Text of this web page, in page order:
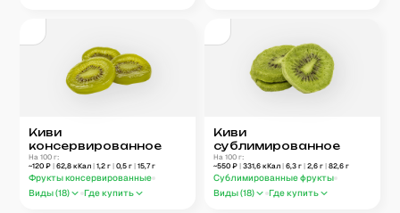
Киви
консервированное
На 100 г:
~120 ₽| 62,8 кКал| 1,2 г| 0,5 г| 15,7г
Фрукты консервированные
Виды (18) Где купить
Киви
сублимированное
На 100 г:
~550 ₽ | 331,6 кКал | 6,3 г | 2,6 г | 82,6 г
Сублимированные фрукты
Виды (18) Где купить